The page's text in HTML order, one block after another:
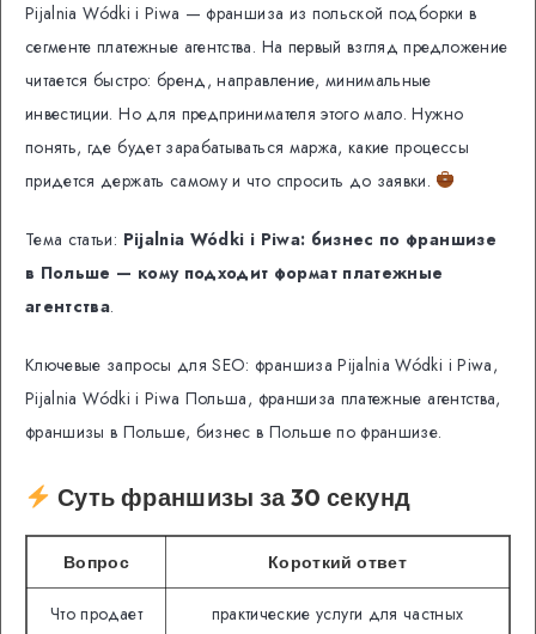
Pijalnia Wódki i Piwa — франшиза из польской подборки в
сегменте платежные агентства. На первый взгляд предложение
читается быстро: бренд, направление, минимальные
инвестиции. Но для предпринимателя этого мало. Нужно
понять, где будет зарабатываться маржа, какие процессы
придется держать самому и что спросить до заявки.
Тема статьи: Pijalnia Wódki i Piwa: бизнес по франшизе
в Польше — кому подходит формат платежные
агентства.
Ключевые запросы для SEO: франшиза Pijalnia Wódki i Piwa,
Pijalnia Wódki i Piwa Польша, франшиза платежные агентства,
франшизы в Польше, бизнес в Польше по франшизе.
Суть франшизы за 30 секунд
Вопрос Короткий ответ
Что продает
практические услуги для частных